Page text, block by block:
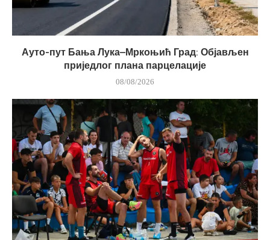
Ауто-пут Бања Лука–Мркоњић Град: Објављен
приједлог плана парцелације
08/08/2026